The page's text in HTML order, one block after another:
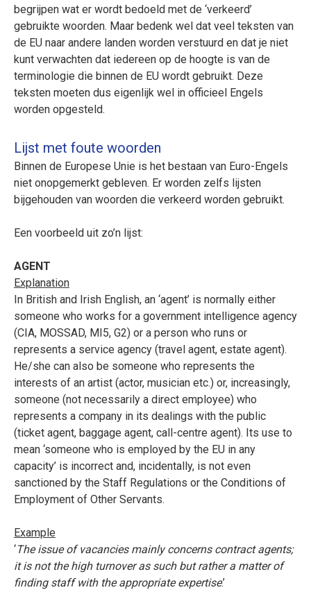
begrijpen wat er wordt bedoeld met de ‘verkeerd’
gebruikte woorden. Maar bedenk wel dat veel teksten van
de EU naar andere landen worden verstuurd en dat je niet
kunt verwachten dat iedereen op de hoogte is van de
terminologie die binnen de EU wordt gebruikt. Deze
teksten moeten dus eigenlijk wel in officieel Engels
worden opgesteld.
Lijst met foute woorden
Binnen de Europese Unie is het bestaan van Euro-Engels
niet onopgemerkt gebleven. Er worden zelfs lijsten
bijgehouden van woorden die verkeerd worden gebruikt.
Een voorbeeld uit zo’n lijst:
AGENT
Explanation
In British and Irish English, an ‘agent’ is normally either
someone who works for a government intelligence agency
(CIA, MOSSAD, MI5, G2) or a person who runs or
represents a service agency (travel agent, estate agent).
He/she can also be someone who represents the
interests of an artist (actor, musician etc.) or, increasingly,
someone (not necessarily a direct employee) who
represents a company in its dealings with the public
(ticket agent, baggage agent, call-centre agent). Its use to
mean ‘someone who is employed by the EU in any
capacity’ is incorrect and, incidentally, is not even
sanctioned by the Staff Regulations or the Conditions of
Employment of Other Servants.
Example
‘The issue of vacancies mainly concerns contract agents;
it is not the high turnover as such butrather a matter of
finding staff with the appropriate expertise.’